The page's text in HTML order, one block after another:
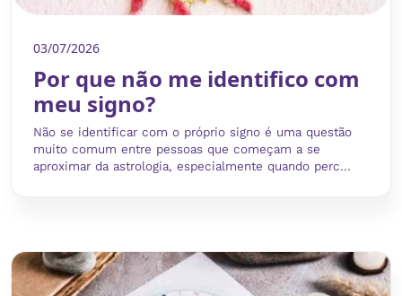
03/07/2026
Por que não me identifico com
meu signo?
Não se identificar com o próprio signo é uma questão
muito comum entre pessoas que começam a se
aproximar da astrologia, especialmente quando perc...